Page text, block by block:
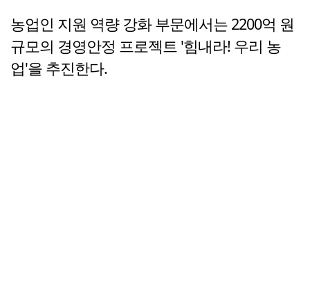
농업인 지원 역량 강화 부문에서는 2200억 원
규모의 경영안정 프로젝트 '힘내라! 우리 농
업'을 추진한다.